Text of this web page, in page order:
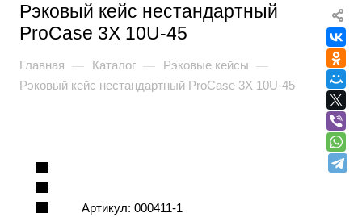
Рэковый кейс нестандартный
ProCase 3X 10U-45
Главная — Каталог — Рэковые кейсы —
Рэковый кейс нестандартный ProCase 3X 10U-45
Артикул: 000411-1